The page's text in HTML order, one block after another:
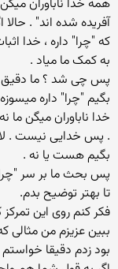
همه خدا ناباوران
آفریده شده اند" .
که "چرا" داره ، خدا
به کمک ما میاد .
پس چی شد ؟ ما دقیق
بگیم "چرا" داره
خدا ناباوران میگن ما
. پس خدایی نیست .
بگیم هست یا نه .
پس بحث ما بر سر
تا بهتر توضیح بدم.
فکر کنم روی این
ببین عزیزم من
بود زدم دقیقا